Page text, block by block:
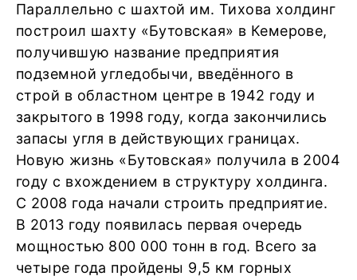
Параллельно с шахтой им. Тихова холдинг
построил шахту «Бутовская» в Кемерове,
получившую название предприятия
подземной угледобычи, введённого в
строй в областном центре в 1942 году и
закрытого в 1998 году, когда закончились
запасы угля в действующих границах.
Новую жизнь «Бутовская» получила в 2004
году с вхождением в структуру холдинга.
С 2008 года начали строить предприятие.
В 2013 году появилась первая очередь
мощностью 800 000 тонн в год. Всего за
четыре года пройдены 9,5 км горных